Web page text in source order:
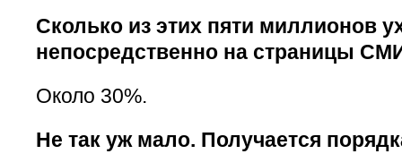
Сколько из этих пяти миллионов
непосредственно на страницы
Около 30%.
Не так уж мало. Получается